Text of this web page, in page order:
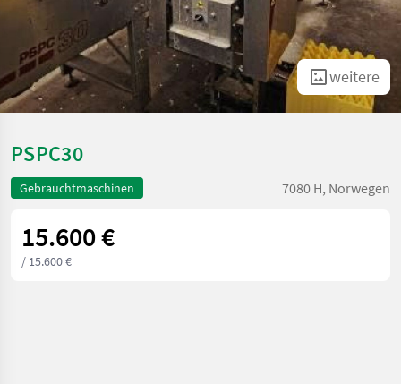
weitere
PSPC30
Gebrauchtmaschinen 7080 H, Norwegen
15.600 €
/ 15.600 €